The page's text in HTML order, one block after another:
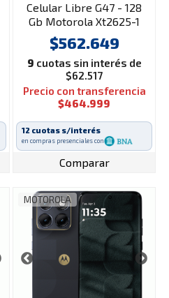
Celular Libre G47 - 128
Gb Motorola Xt2625-1
5G Gris
$562.649
9 cuotas sin interés de
$62.517
Precio con transferencia
$464.999
12 cuotas s/interés
en compras presenciales con
Comparar
MOTOROLA